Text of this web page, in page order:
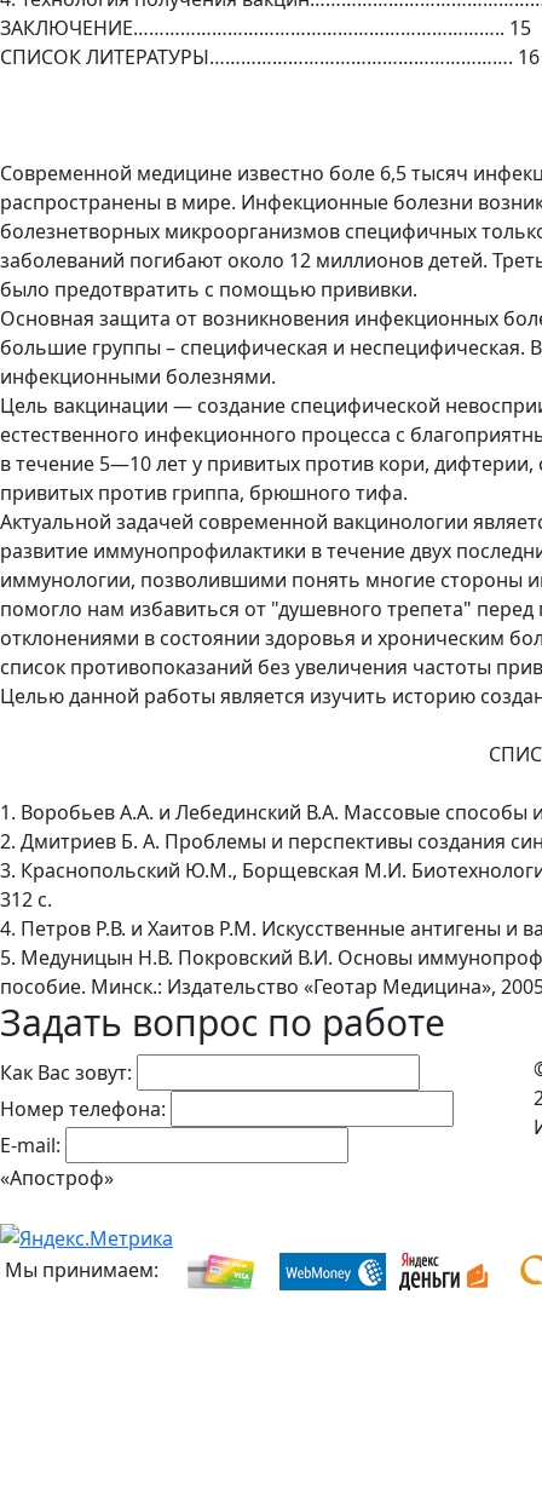
ЗАКЛЮЧЕНИЕ…………………………………………………………….. 15
СПИСОК ЛИТЕРАТУРЫ…………………………………………………. 16
Современной медицине известно боле 6,5 тысяч
распространены в мире. Инфекционные болезни
болезнетворных микроорганизмов специфичных
заболеваний погибают около 12 миллионов детей.
было предотвратить с помощью прививки.
Основная защита от возникновения инфекционных
большие группы – специфическая и неспецифическая.
инфекционными болезнями.
Цель вакцинации — создание специфической
естественного инфекционного процесса с
в течение 5—10 лет у привитых против кори,
привитых против гриппа, брюшного тифа.
Актуальной задачей современной вакцинологии
развитие иммунопрофилактики в течение двух
иммунологии, позволившими понять многие стороны
помогло нам избавиться от "душевного трепета"
отклонениями в состоянии здоровья и хроническим
список противопоказаний без увеличения частоты
Целью данной работы является изучить историю
1. Воробьев А.А. и Лебединский В.А. Массовые способы
2. Дмитриев Б. А. Проблемы и перспективы создания
3. Краснопольский Ю.М., Борщевская М.И.
312 с.
4. Петров Р.В. и Хаитов Р.М. Искусственные антигены и
5. Медуницын Н.В. Покровский В.И. Основы
пособие. Минск.: Издательство «Геотар Медицина»,
Задать вопрос по работе
Как Вас зовут:
Номер телефона:
E-mail:
«Апостроф»
Мы принимаем: